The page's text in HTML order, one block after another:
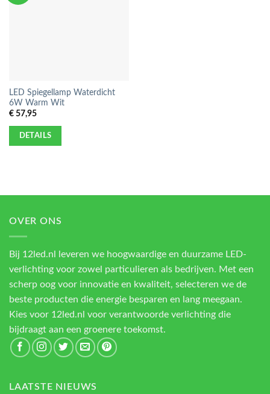
LED Spiegellamp Waterdicht
6W Warm Wit
€57,95
DETAILS
OVER ONS
Bij 12led.nl leveren we hoogwaardige en duurzame LED-
verlichting voor zowel particulieren als bedrijven. Met een
scherp oog voor innovatie en kwaliteit, selecteren we de
beste producten die energie besparen en lang meegaan.
Kies voor 12led.nl voor verantwoorde verlichting die
bijdraagt aan een groenere toekomst.
LAATSTE NIEUWS